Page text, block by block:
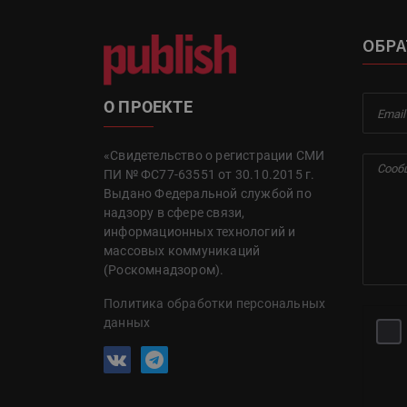
О ПРОЕКТЕ
«Свидетельство о регистрации СМИ
ПИ № ФС77-63551 от 30.10.2015 г.
Выдано Федеральной службой по
надзору в сфере связи,
информационных технологий и
массовых коммуникаций
(Роскомнадзором).
Политика обработки персональных
данных